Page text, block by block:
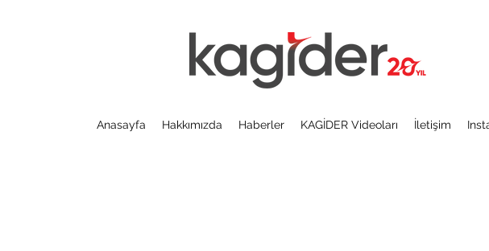
Anasayfa Hakkımızda Haberler KAGİDER Videoları İletişim